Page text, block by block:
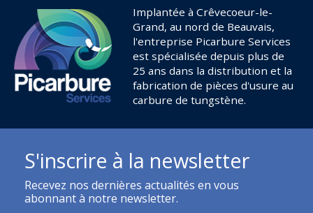
Implantée à Crêvecoeur-le-
Grand, au nord de Beauvais,
l'entreprise Picarbure Services
est spécialisée depuis plus de
25 ans dans la distribution et la
fabrication de pièces d'usure au
carbure de tungstène.
S'inscrire à la newsletter
Recevez nos dernières actualités en vous
abonnant à notre newsletter.